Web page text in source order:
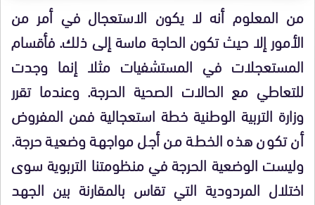
من المعلوم أنه لا يكون الاستعجال في أمر من
الأمور إلا حيث تكون الحاجة ماسة إلى ذلك. فأقسام
المستعجلات في المستشفيات مثلا إنما وجدت
للتعاطي مع الحالات الصحية الحرجة. وعندما تقرر
وزارة التربية الوطنية خطة استعجالية فمن المفروض
أن تكون هذه الخطة من أجل مواجهة وضعية حرجة.
وليست الوضعية الحرجة في منظومتنا التربوية سوى
اختلال المردودية التي تقاس بالمقارنة بين الجهد